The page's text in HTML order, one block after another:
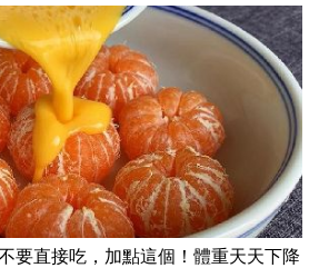
要直接吃，加點這個！體重天天下降